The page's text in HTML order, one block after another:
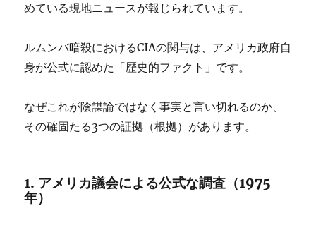
めている現地ニュースが報じられています。
ルムンバ暗殺におけるCIAの関与は、アメリカ政府自
身が公式に認めた「歴史的ファクト」です。
なぜこれが陰謀論ではなく事実と言い切れるのか、
その確固たる3つの証拠（根拠）があります。
1. アメリカ議会による公式な調査（1975
年）